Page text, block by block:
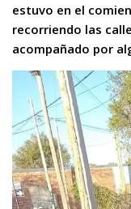
estuvo en el
recorriendo las
acompañado por